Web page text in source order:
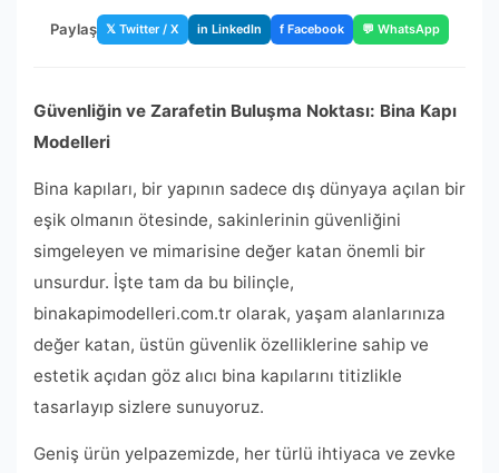
Paylaş 𝕏 Twitter / X in LinkedIn f Facebook 💬 WhatsApp
Güvenliğin ve Zarafetin Buluşma Noktası: Bina Kapı
Modelleri
Bina kapıları, bir yapının sadece dış dünyaya açılan bir
eşik olmanın ötesinde, sakinlerinin güvenliğini
simgeleyen ve mimarisine değer katan önemli bir
unsurdur. İşte tam da bu bilinçle,
binakapimodelleri.com.tr olarak, yaşam alanlarınıza
değer katan, üstün güvenlik özelliklerine sahip ve
estetik açıdan göz alıcı bina kapılarını titizlikle
tasarlayıp sizlere sunuyoruz.
Geniş ürün yelpazemizde, her türlü ihtiyaca ve zevke